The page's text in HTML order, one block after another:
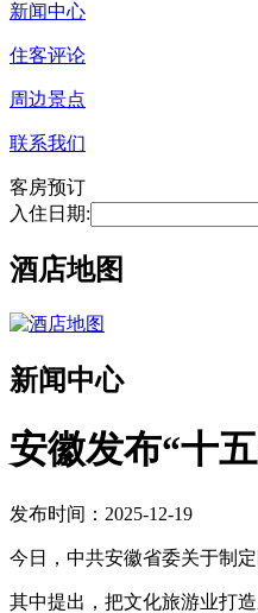
新闻中心
住客评论
周边景点
联系我们
客房预订
入住日期:
酒店地图
新闻中心
安徽发布“十
发布时间：2025-12-19
今日，中共安徽省委关于制
其中提出，把文化旅游业打